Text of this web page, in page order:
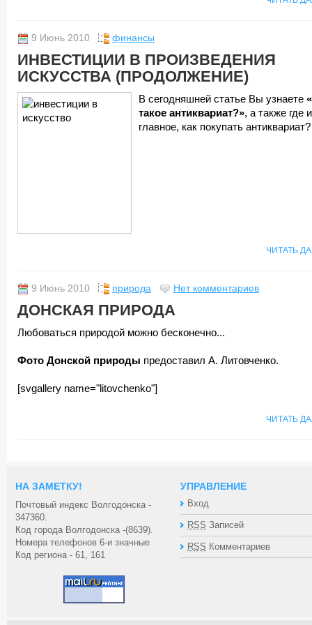
9 Июнь 2010 финансы
ИНВЕСТИЦИИ В ПРОИЗВЕДЕНИЯ
ИСКУССТВА (ПРОДОЛЖЕНИЕ)
В сегодняшней статье Вы узнаете
такое антиквариат?», а также где и
главное, как покупать антиквариат?
ЧИТАТЬ
9 Июнь 2010 природа Нет комментариев
ДОНСКАЯ ПРИРОДА
Любоваться природой можно бесконечно...
Фото Донской природы предоставил А. Литовченко.
[svgallery name="litovchenko"]
ЧИТАТЬ
НА ЗАМЕТКУ!
Почтовый индекс Волгодонска -
347360.
Код города Волгодонска -(8639).
Номера телефонов 6-и значные
Код региона - 61, 161
УПРАВЛЕНИЕ
Вход
RSS Записей
RSS Комментариев